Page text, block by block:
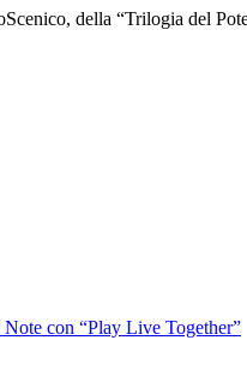
della “Trilogia del
con “Play Live Together”